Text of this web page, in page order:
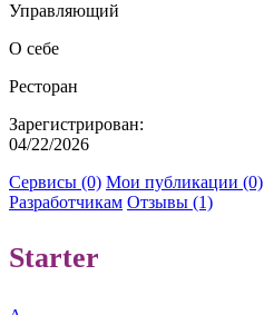
Управляющий
О себе
Ресторан
Зарегистрирован:
04/22/2026
Сервисы (0) Мои публикации (0)
Разработчикам Отзывы (1)
Starter